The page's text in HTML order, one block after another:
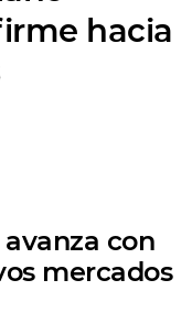
hacia
con
mercados